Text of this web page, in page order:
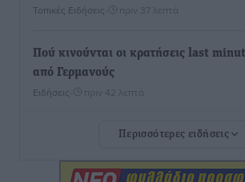
Τοπικές Ειδήσεις πριν 37 λεπτά
Πού κινούνται οι κρατήσεις last
από Γερμανούς
Ειδήσεις πριν 42 λεπτά
Οδηγός στη Ρόδο τράκαρε
Τοπικές Ειδήσεις• πριν 50 λεπτά
Περισσότερες ειδήσεις